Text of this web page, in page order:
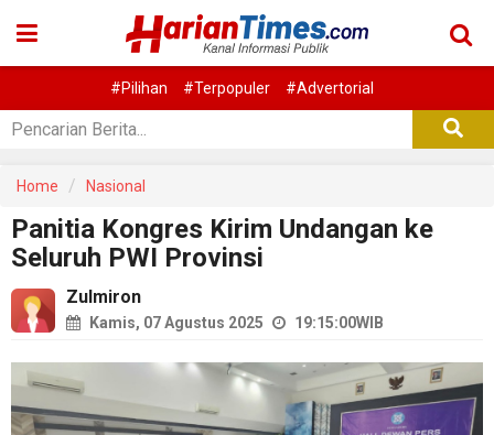
#Pilihan #Terpopuler #Advertorial
Home Nasional
Panitia Kongres Kirim Undangan ke
Seluruh PWI Provinsi
Zulmiron
Kamis, 07 Agustus 2025 19:15:00WIB